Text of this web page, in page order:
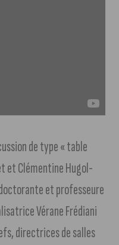
de type « table
et Clémentine Hugol-
et professeure
Vérane Frédiani
directrices de salles